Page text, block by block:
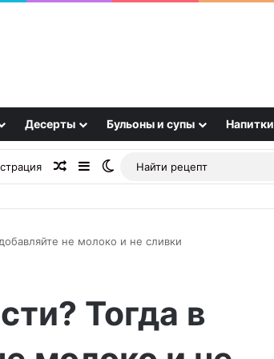
Десерты Бульоны и супы Напитки
Случайная статья
SidebarSwitch skin
не молоко и не сливки
Тогда в
сливы
солнечная
алхимия